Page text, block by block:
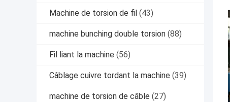
Machine de torsion de fil (43)
machine bunching double torsion (88)
Fil liant la machine (56)
Câblage cuivre tordant la machine (39)
machine de torsion de câble (27)